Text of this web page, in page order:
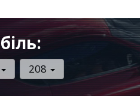
208